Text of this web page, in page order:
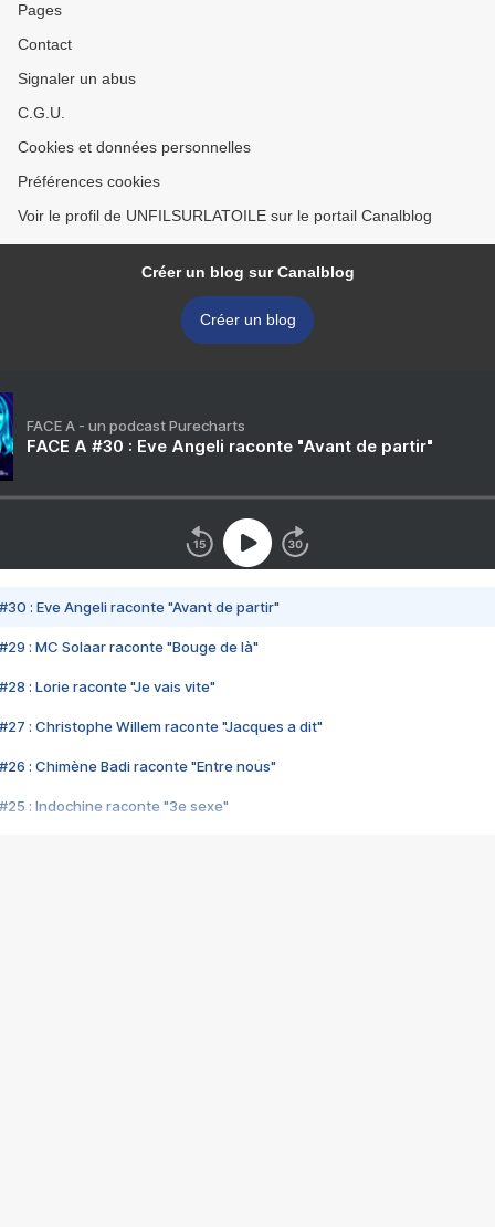
Pages
Contact
Signaler un abus
C.G.U.
Cookies et données personnelles
Préférences cookies
Voir le profil de UNFILSURLATOILE sur le portail Canalblog
Créer un blog sur Canalblog
Créer un blog
FACE A - un podcast Purecharts
FACE A #30 : Eve Angeli raconte "Avant de partir"
#30 : Eve Angeli raconte "Avant de partir"
#29 : MC Solaar raconte "Bouge de là"
#28 : Lorie raconte "Je vais vite"
#27 : Christophe Willem raconte "Jacques a dit"
#26 : Chimène Badi raconte "Entre nous"
#25 : Indochine raconte "3e sexe"